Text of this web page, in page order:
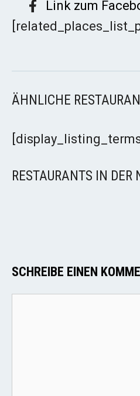
Link zum
ÄHNLICHE
RESTAURANTS IN DER
SCHREIBE EINEN